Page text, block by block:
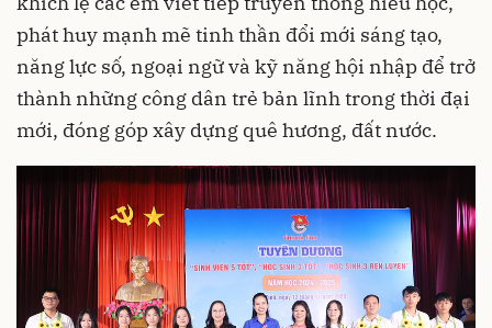
phát huy mạnh mẽ tinh thần đổi mới sáng tạo,
năng lực số, ngoại ngữ và kỹ năng hội nhập để trở
thành những công dân trẻ bản lĩnh trong thời đại
mới, đóng góp xây dựng quê hương, đất nước.